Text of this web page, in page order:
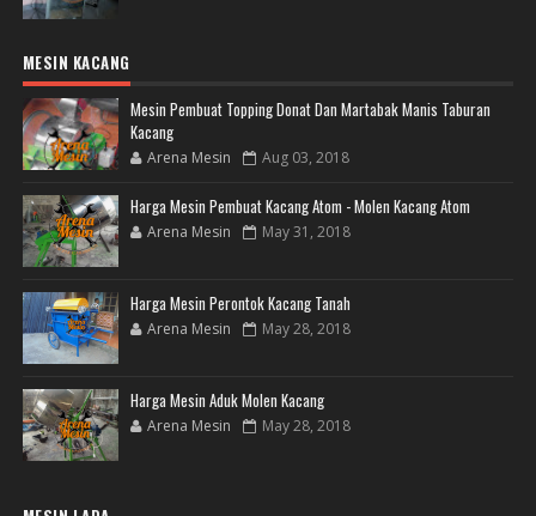
MESIN KACANG
Mesin Pembuat Topping Donat Dan Martabak Manis Taburan
Kacang
Arena Mesin Aug 03, 2018
Harga Mesin Pembuat Kacang Atom - Molen Kacang Atom
Arena Mesin May 31, 2018
Harga Mesin Perontok Kacang Tanah
Arena Mesin May 28, 2018
Harga Mesin Aduk Molen Kacang
Arena Mesin May 28, 2018